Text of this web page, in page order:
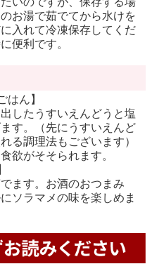
お湯で茹でてから水けを
入れて冷凍保存してくだ
便利です。
はん】
したうすいえんどうと塩
す。（先にうすいえんど
る調理法もございます）
欲がそそられます。
ます。お酒のおつまみ
ソラマメの味を楽しめま